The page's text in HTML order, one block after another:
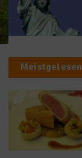
Meistgelesen